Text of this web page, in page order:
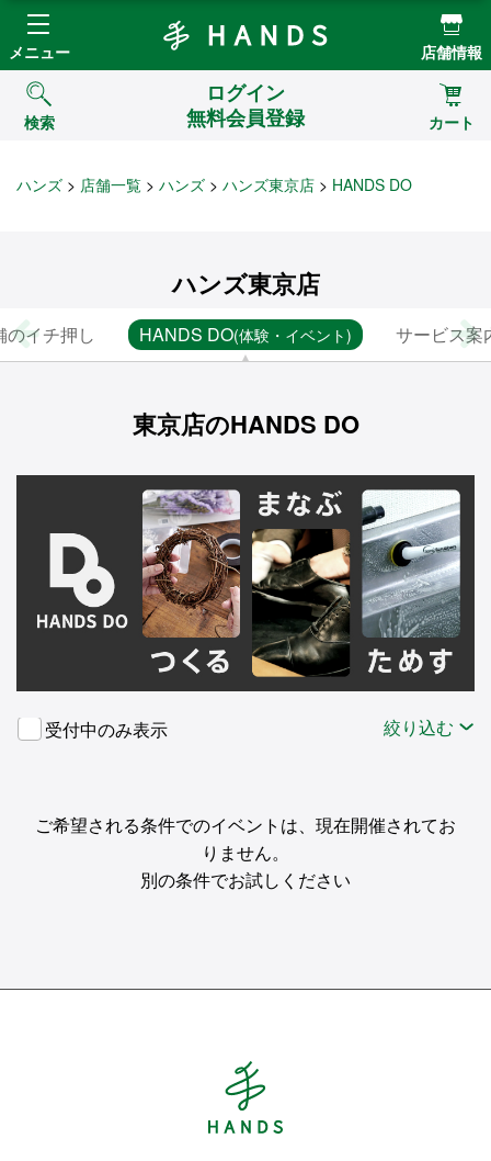
Hands ハンズ
メニュー 店舗情報
検索
ログイン
無料会員登録
カート
ハンズ 店舗一覧 ハンズ ハンズ東京店 HANDS DO
ハンズ東京店
のイチ押し HANDS DO(体験・イベント) サービス案
東京店のHANDS DO
受付中のみ表示 絞り込む
ご希望される条件でのイベントは、現在開催されてお
りません。
別の条件でお試しください